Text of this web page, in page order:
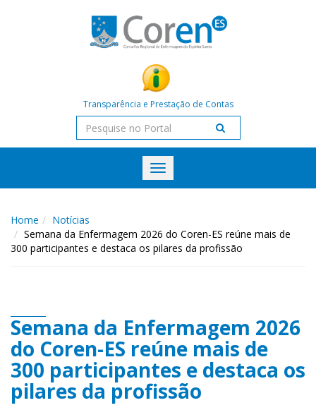
Transparência e Prestação de Contas
Toggle
navigation
Home
Notícias
Semana da Enfermagem 2026 do Coren-ES reúne mais de
300 participantes e destaca os pilares da profissão
Semana da Enfermagem 2026
do Coren-ES reúne mais de
300 participantes e destaca os
pilares da profissão